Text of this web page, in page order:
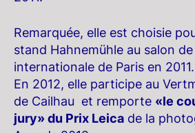
Remarquée, elle est choisie
stand Hahnemühle au salon
internationale de Paris en 2011.
En 2012, elle participe au
de Cailhau et remporte «le
jury» du Prix Leica de la